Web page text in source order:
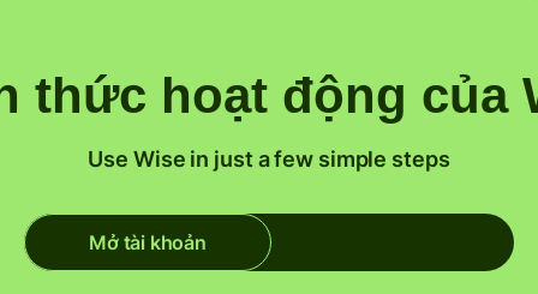
thức hoạt động của
Use Wise in just a few simple steps
Mở tài khoản